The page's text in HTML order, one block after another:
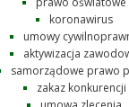
koronawirus
umowy
aktywizacja
samorządowe prawo
zakaz konkurencji